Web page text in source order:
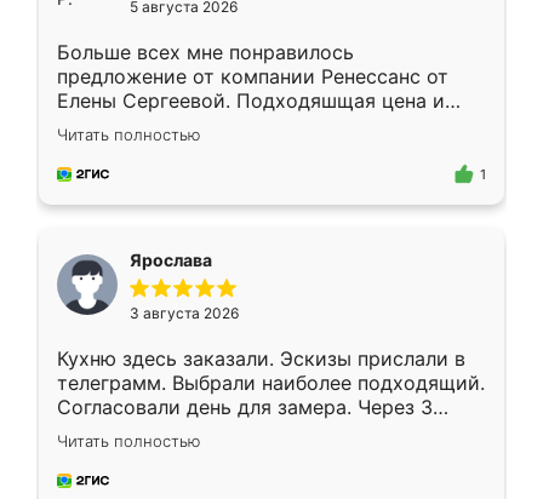
5 августа 2026
Больше всех мне понравилось
предложение от компании Ренессанс от
Елены Сергеевой. Подходяшщая цена и
короткие сроки изготовления. Приехавший
для замера сотрудник Владислав
предложил по моему эскизу самый
Читать полностью
1
Ярослава
3 августа 2026
Кухню здесь заказали. Эскизы прислали в
телеграмм. Выбрали наиболее подходящий.
Согласовали день для замера. Через 3
недели кухня была уже готова. Остались
довольны работой. Спасибо Ренессанс
мебель за качественную работу!
Читать полностью